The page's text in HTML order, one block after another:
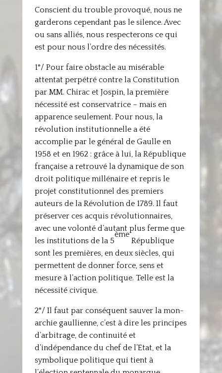
Conscient du trouble provoqué, nous ne
garderons cependant pas le silence. Avec
ou sans alliés, nous respecterons ce qui
est pour nous l’ordre des nécessités.
1°/ Pour faire obstacle au misérable
attentat perpétré contre la Constitution
par MM. Chirac et Jospin, la première
nécessité est conservatrice – mais en
apparence seulement. Pour nous, la
révolution institutionnelle a été
accomplie par le général de Gaulle en
1958 et en 1962 : grâce à lui, la République
française a retrouvé la dynamique de son
droit politique millénaire et repris le
projet constitutionnel des premiers
auteurs de la Révolution de 1789. Il faut
préserver ces acquis révolutionnaires,
avec une volonté d’autant plus ferme que
les institutions de la 5
ème
République
sont les premières, en deux siècles, qui
permettent de donner force, sens et
mesure à l’action politique. Telle est la
nécessité civique.
2°/ Il faut par conséquent sauver la mon-
archie gaullienne, c’est à dire les principes
d’arbitrage, de continuité et
d’indépendance du chef de l’Etat, et la
symbolique politique qui tient à